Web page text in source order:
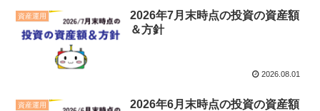
資産運用
2026年7月末時点の投資の資産額
＆方針
2026.08.01
資産運用
2026年6月末時点の投資の資産額